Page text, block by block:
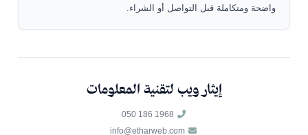
واضحة ومتكاملة قبل التواصل أو الشراء.
إيثار ويب لتقنية المعلومات
050 186 1968